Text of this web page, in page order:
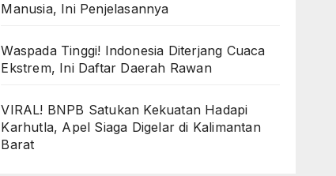
Manusia, Ini Penjelasannya
Waspada Tinggi! Indonesia Diterjang Cuaca
Ekstrem, Ini Daftar Daerah Rawan
VIRAL! BNPB Satukan Kekuatan Hadapi
Karhutla, Apel Siaga Digelar di Kalimantan
Barat